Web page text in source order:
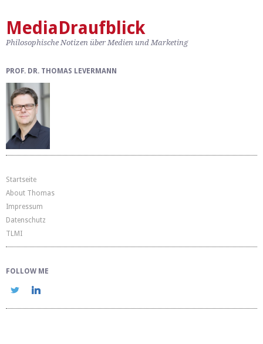
MediaDraufblick
Philosophische Notizen über Medien und Marketing
PROF. DR. THOMAS LEVERMANN
Startseite
About Thomas
Impressum
Datenschutz
TLMI
FOLLOW ME